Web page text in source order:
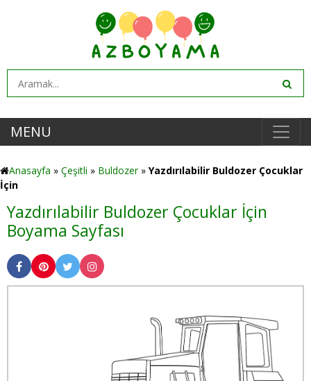
MENU
Anasayfa » Çeşitli » Buldozer» Yazdırılabilir Buldozer Çocuklar
İçin
Yazdırılabilir Buldozer Çocuklar İçin
Boyama Sayfası